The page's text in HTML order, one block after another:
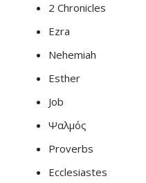
2 Chronicles
Ezra
Nehemiah
Esther
Job
Ψαλμός
Proverbs
Ecclesiastes